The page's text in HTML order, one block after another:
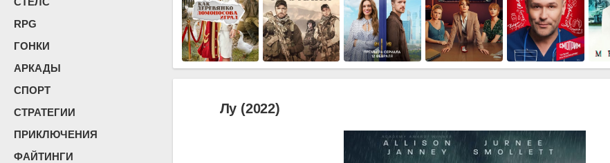
RPG
ГОНКИ
АРКАДЫ
СПОРТ
СТРАТЕГИИ
ПРИКЛЮЧЕНИЯ
ФАЙТИНГИ
Лу (2022)